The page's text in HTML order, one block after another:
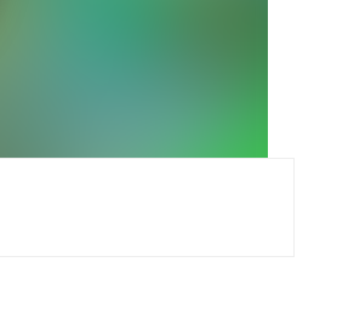
Маріо